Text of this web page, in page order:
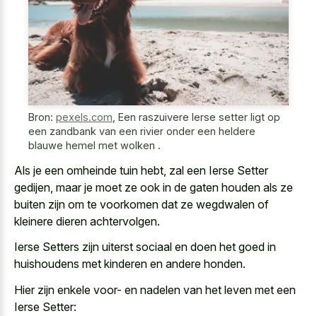
Bron: pexels.com Een raszuivere Ierse setter ligt op
een zandbank van een rivier onder een heldere
blauwe hemel met wolken .
Als je een omheinde tuin hebt, zal een Ierse Setter
gedijen, maar je moet ze ook in de gaten houden als ze
buiten zijn om te voorkomen dat ze wegdwalen of
kleinere dieren achtervolgen.
Ierse Setters zijn uiterst sociaal en doen het goed in
huishoudens met kinderen en andere honden.
Hier zijn enkele voor- en nadelen van het leven met een
Ierse Setter: